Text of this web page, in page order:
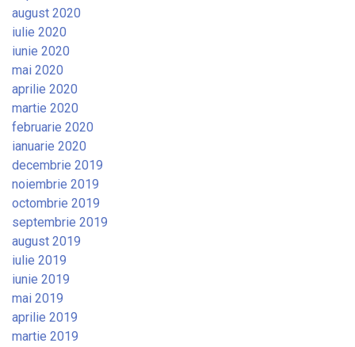
august 2020
iulie 2020
iunie 2020
mai 2020
aprilie 2020
martie 2020
februarie 2020
ianuarie 2020
decembrie 2019
noiembrie 2019
octombrie 2019
septembrie 2019
august 2019
iulie 2019
iunie 2019
mai 2019
aprilie 2019
martie 2019